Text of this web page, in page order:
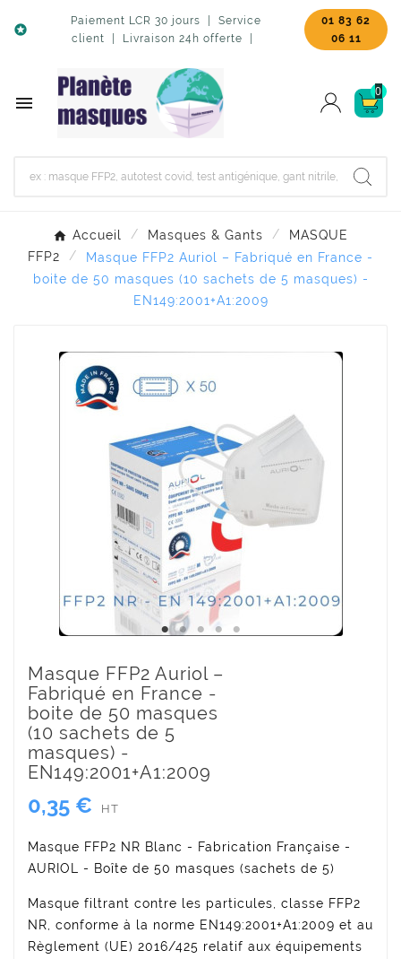

Paiement LCR 30 jours | Service
client | Livraison 24h offerte |
01 83 62
06 11

0
Accueil Masques & Gants
MASQUE
FFP2
Masque FFP2 Auriol – Fabriqué en France -
boite de 50 masques (10 sachets de 5 masques) -
EN149:2001+A1:2009
Masque FFP2 Auriol –
Fabriqué en France -
boite de 50 masques
(10 sachets de 5
masques) -
EN149:2001+A1:2009
0,35 € HT
Masque FFP2 NR Blanc - Fabrication Française -
AURIOL - Boîte de 50 masques (sachets de 5)
Masque filtrant contre les particules, classe FFP2
NR, conforme à la norme EN149:2001+A1:2009 et au
Règlement (UE) 2016/425 relatif aux équipements